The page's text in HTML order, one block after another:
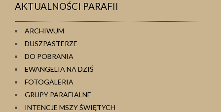
AKTUALNOŚCI PARAFII
ARCHIWUM
DUSZPASTERZE
DO POBRANIA
EWANGELIA NA DZIŚ
FOTOGALERIA
GRUPY PARAFIALNE
INTENCJE MSZY ŚWIĘTYCH